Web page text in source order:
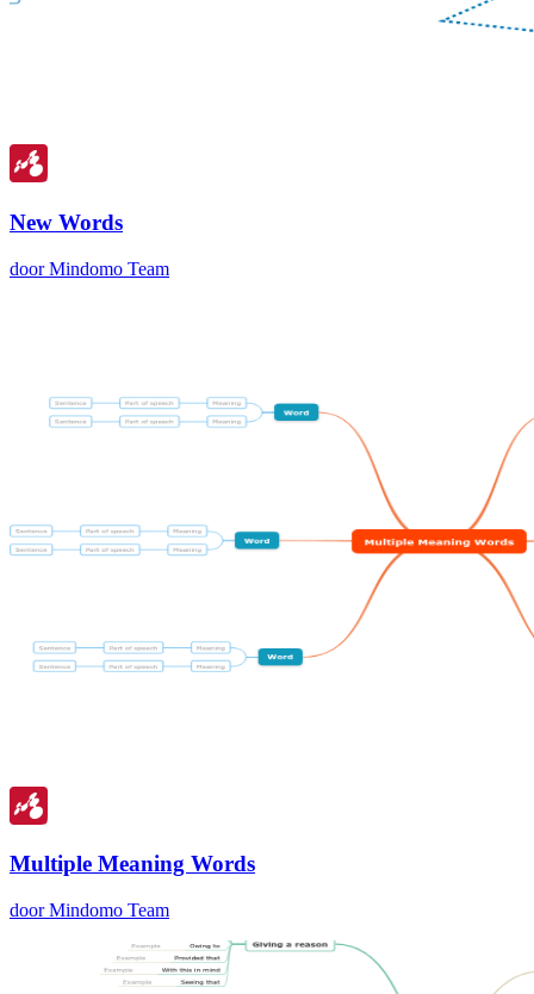
New Words
door Mindomo Team
Multiple Meaning Words
door Mindomo Team